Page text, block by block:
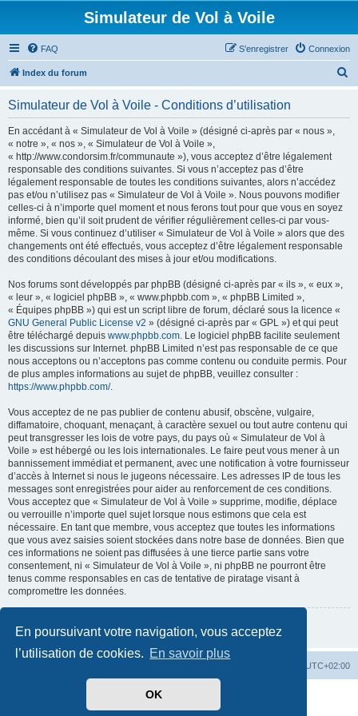
En poursuivant votre navigation, vous acceptez
l’utilisation de cookies. En savoir plus
OK
Simulateur de Vol à Voile
FAQ Connexion
S’enregistrer
Index du forum
Simulateur de Vol à Voile - Conditions d’utilisation
En accédant à « Simulateur de Vol à Voile » (désigné ci-après par « nous »,
« notre », « nos », « Simulateur de Vol à Voile »,
« http://www.condorsim.fr/communaute »), vous acceptez d’être légalement
responsable des conditions suivantes. Si vous n’acceptez pas d’être
légalement responsable de toutes les conditions suivantes, alors n’accédez
pas et/ou n’utilisez pas « Simulateur de Vol à Voile ». Nous pouvons modifier
celles-ci à n’importe quel moment et nous ferons tout pour que vous en soyez
informé, bien qu’il soit prudent de vérifier régulièrement celles-ci par vous-
même. Si vous continuez d’utiliser « Simulateur de Vol à Voile » alors que des
changements ont été effectués, vous acceptez d’être légalement responsable
des conditions découlant des mises à jour et/ou modifications.
Nos forums sont développés par phpBB (désigné ci-après par « ils », « eux »,
« leur », « logiciel phpBB », « www.phpbb.com », « phpBB Limited »,
« Équipes phpBB ») qui est un script libre de forum, déclaré sous la licence «
GNU General Public License v2 » (désigné ci-après par « GPL ») et qui peut
être téléchargé depuis www.phpbb.com. Le logiciel phpBB facilite seulement
les discussions sur Internet. phpBB Limited n’est pas responsable de ce que
nous acceptons ou n’acceptons pas comme contenu ou conduite permis. Pour
de plus amples informations au sujet de phpBB, veuillez consulter :
https://www.phpbb.com/.
Vous acceptez de ne pas publier de contenu abusif, obscène, vulgaire,
diffamatoire, choquant, menaçant, à caractère sexuel ou tout autre contenu qui
peut transgresser les lois de votre pays, du pays où « Simulateur de Vol à
Voile » est hébergé ou les lois internationales. Le faire peut vous mener à un
bannissement immédiat et permanent, avec une notification à votre fournisseur
d’accès à Internet si nous le jugeons nécessaire. Les adresses IP de tous les
messages sont enregistrées pour aider au renforcement de ces conditions.
Vous acceptez que « Simulateur de Vol à Voile » supprime, modifie, déplace
ou verrouille n’importe quel sujet lorsque nous estimons que cela est
nécessaire. En tant que membre, vous acceptez que toutes les informations
que vous avez saisies soient stockées dans notre base de données. Bien que
ces informations ne soient pas diffusées à une tierce partie sans votre
consentement, ni « Simulateur de Vol à Voile », ni phpBB ne pourront être
tenus comme responsables en cas de tentative de piratage visant à
compromettre les données.
Retour à la page précédente
UTC+02:00
phpBB ® Forum Software © phpBB Limited
phpBB-fr.com